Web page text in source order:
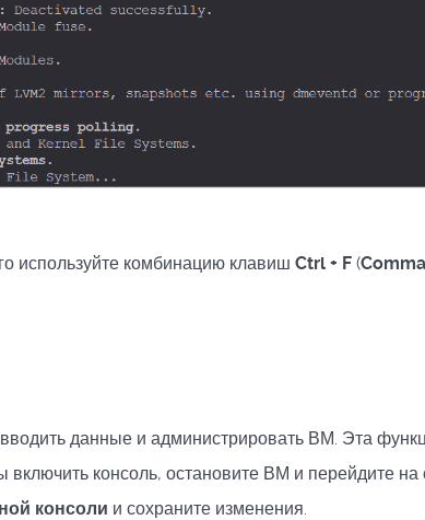
используйте комбинацию клавиш Ctrl + F (
данные и администрировать ВМ. Эта
консоль, остановите ВМ и перейдите на
консоли и сохраните изменения.